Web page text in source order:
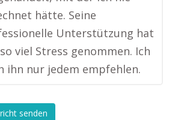
hätte. Seine
Unterstützung hat
viel Stress genommen. Ich
ihn nur jedem empfehlen.
senden